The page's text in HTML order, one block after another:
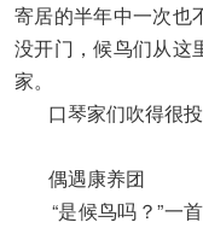
寄居的半年中一次也
没开门，候鸟们从这
家。
口琴家们吹得很投
偶遇康养团
“是候鸟吗？”一首